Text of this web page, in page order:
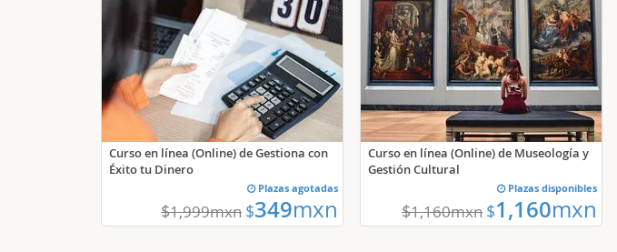
Curso en línea (Online) de Gestiona con
Éxito tu Dinero
Plazas agotadas
$1,999mxn $349mxn
Curso en línea (Online) de Museología y
Gestión Cultural
Plazas disponibles
$1,160mxn $1,160mxn